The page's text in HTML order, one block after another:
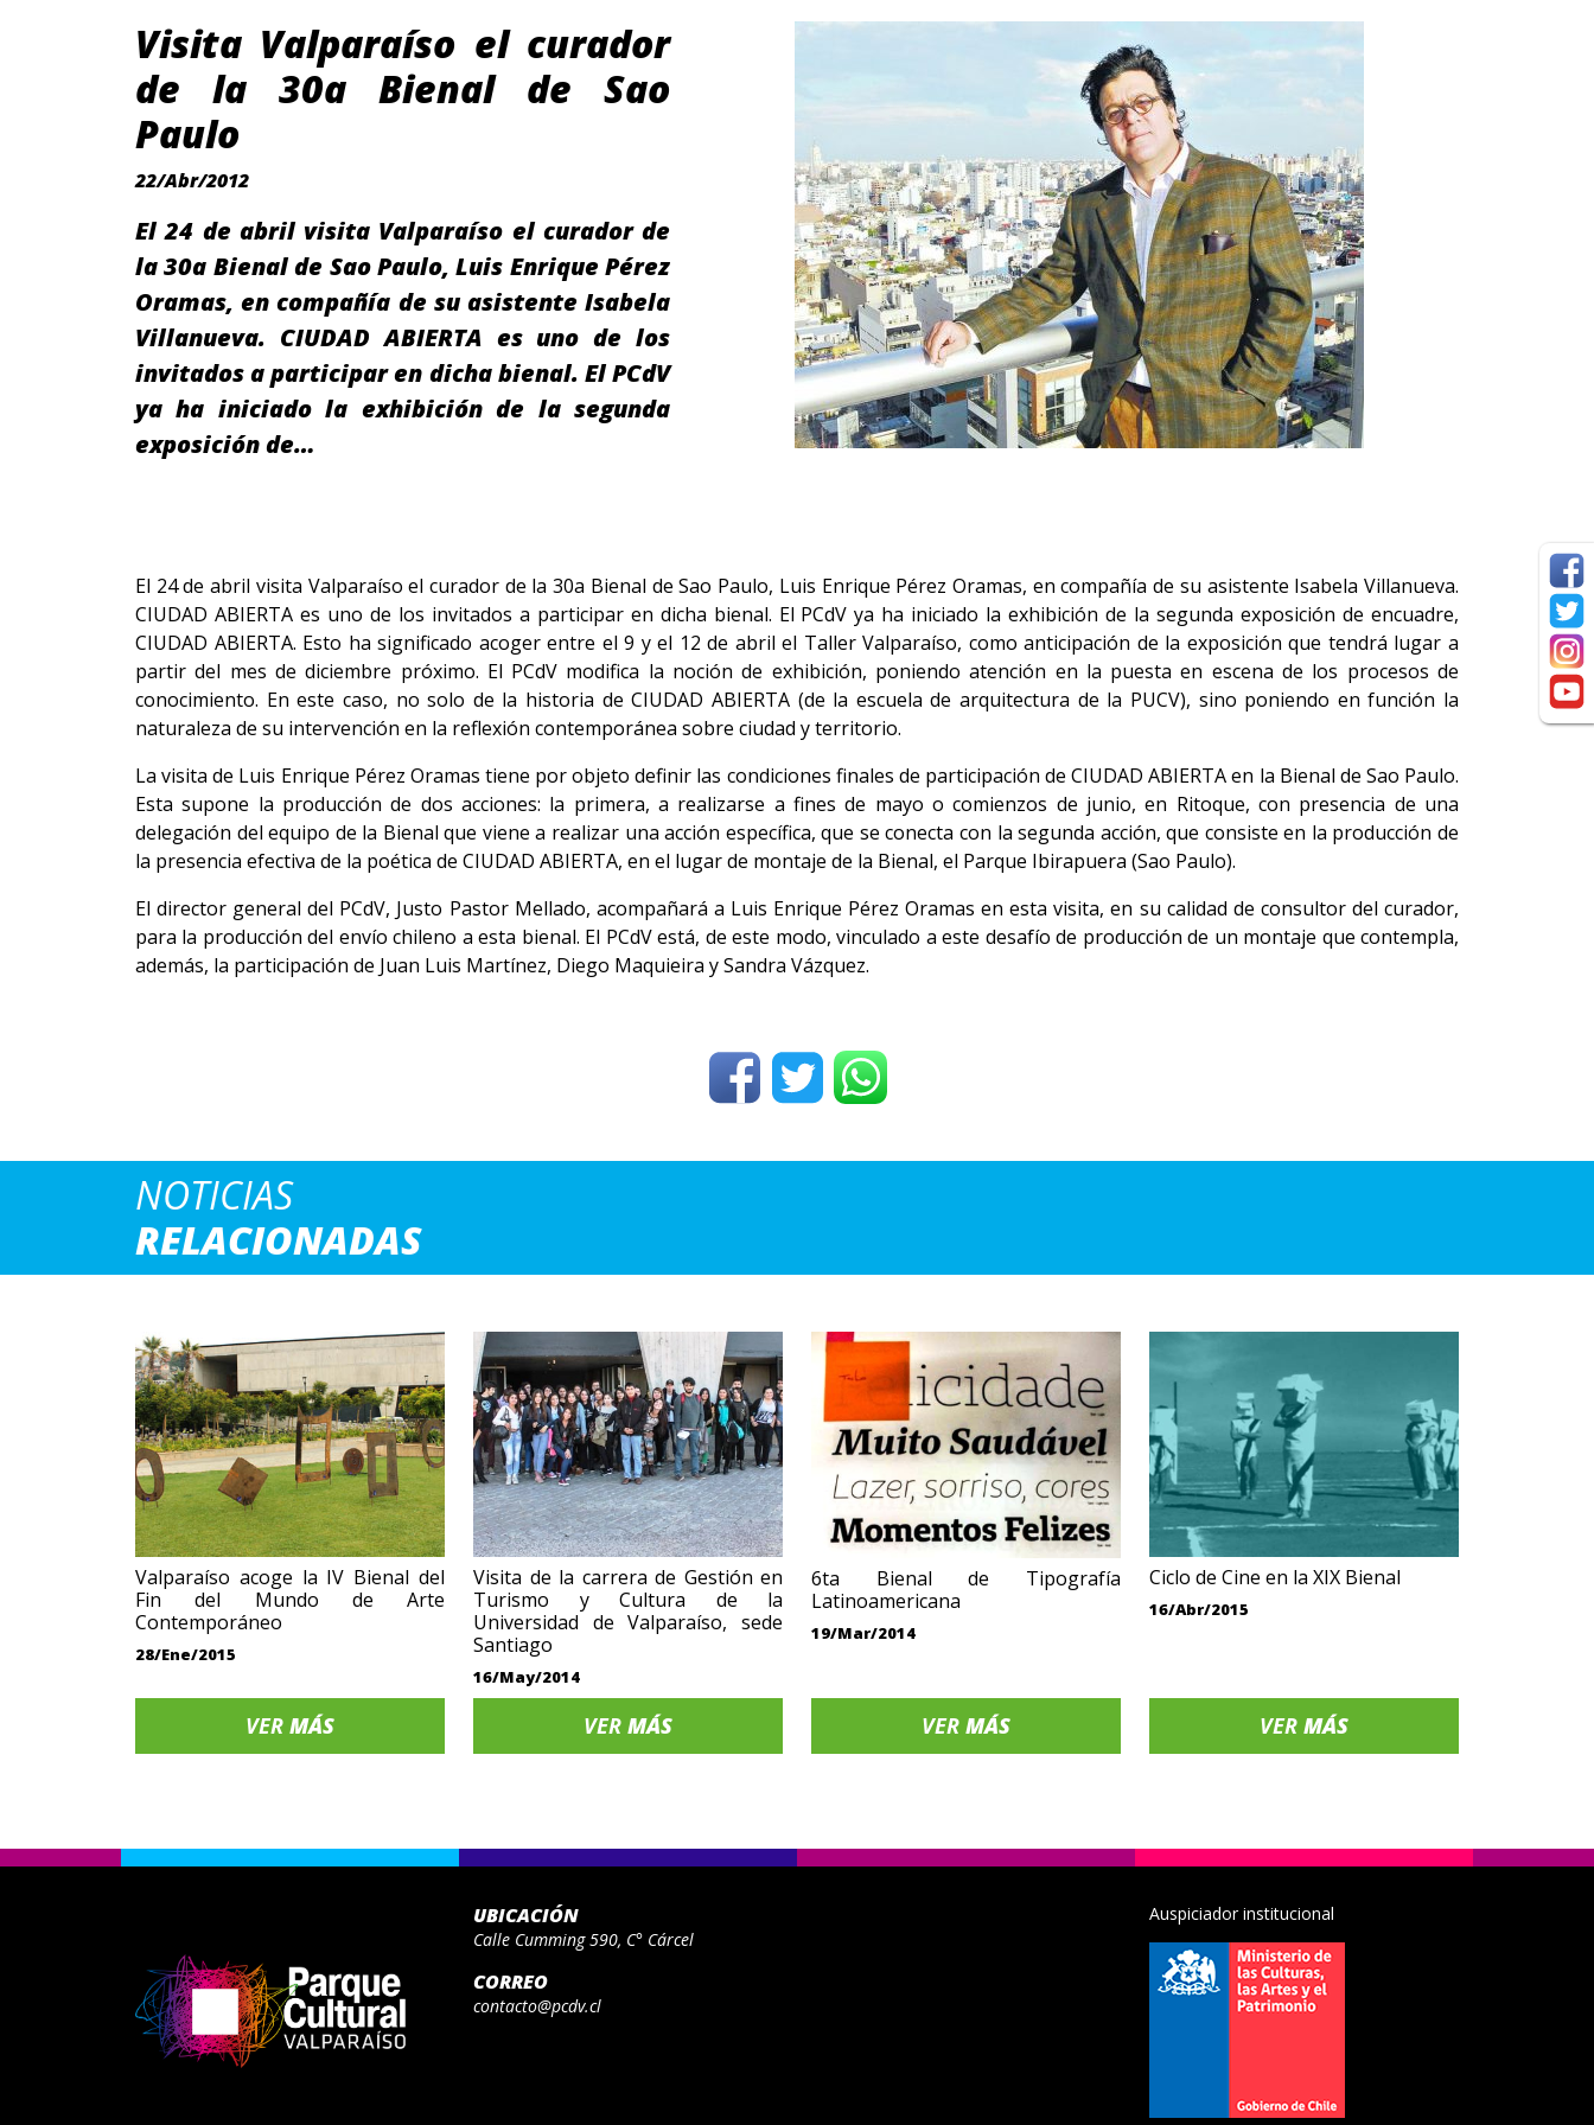
Visita Valparaíso el curador
de la 30a Bienal de Sao
Paulo
22/Abr/2012
El 24 de abril visita Valparaíso el curador de
la 30a Bienal de Sao Paulo, Luis Enrique Pérez
Oramas, en compañía de su asistente Isabela
Villanueva. CIUDAD ABIERTA es uno de los
invitados a participar en dicha bienal. El PCdV
ya ha iniciado la exhibición de la segunda
exposición de…
El 24 de abril visita Valparaíso el curador de la 30a Bienal de Sao Paulo, Luis Enrique Pérez Oramas, en compañía de su asistente Isabela Villanueva.
CIUDAD ABIERTA es uno de los invitados a participar en dicha bienal. El PCdV ya ha iniciado la exhibición de la segunda exposición de encuadre,
CIUDAD ABIERTA. Esto ha significado acoger entre el 9 y el 12 de abril el Taller Valparaíso, como anticipación de la exposición que tendrá lugar a
partir del mes de diciembre próximo. El PCdV modifica la noción de exhibición, poniendo atención en la puesta en escena de los procesos de
conocimiento. En este caso, no solo de la historia de CIUDAD ABIERTA (de la escuela de arquitectura de la PUCV), sino poniendo en función la
naturaleza de su intervención en la reflexión contemporánea sobre ciudad y territorio.
La visita de Luis Enrique Pérez Oramas tiene por objeto definir las condiciones finales de participación de CIUDAD ABIERTA en la Bienal de Sao Paulo.
Esta supone la producción de dos acciones: la primera, a realizarse a fines de mayo o comienzos de junio, en Ritoque, con presencia de una
delegación del equipo de la Bienal que viene a realizar una acción específica, que se conecta con la segunda acción, que consiste en la producción de
la presencia efectiva de la poética de CIUDAD ABIERTA, en el lugar de montaje de la Bienal, el Parque Ibirapuera (Sao Paulo).
El director general del PCdV, Justo Pastor Mellado, acompañará a Luis Enrique Pérez Oramas en esta visita, en su calidad de consultor del curador,
para la producción del envío chileno a esta bienal. El PCdV está, de este modo, vinculado a este desafío de producción de un montaje que contempla,
además, la participación de Juan Luis Martínez, Diego Maquieira y Sandra Vázquez.
NOTICIAS
RELACIONADAS
Valparaíso acoge la IV Bienal del
Fin del Mundo de Arte
Contemporáneo
28/Ene/2015
VER MÁS
Visita de la carrera de Gestión en
Turismo y Cultura de la
Universidad de Valparaíso, sede
Santiago
16/May/2014
VER MÁS
6ta Bienal de Tipografía
Latinoamericana
19/Mar/2014
VER MÁS
Ciclo de Cine en la XIX Bienal
16/Abr/2015
VER MÁS
UBICACIÓN
Calle Cumming 590, C° Cárcel
CORREO
contacto@pcdv.cl
Auspiciador institucional